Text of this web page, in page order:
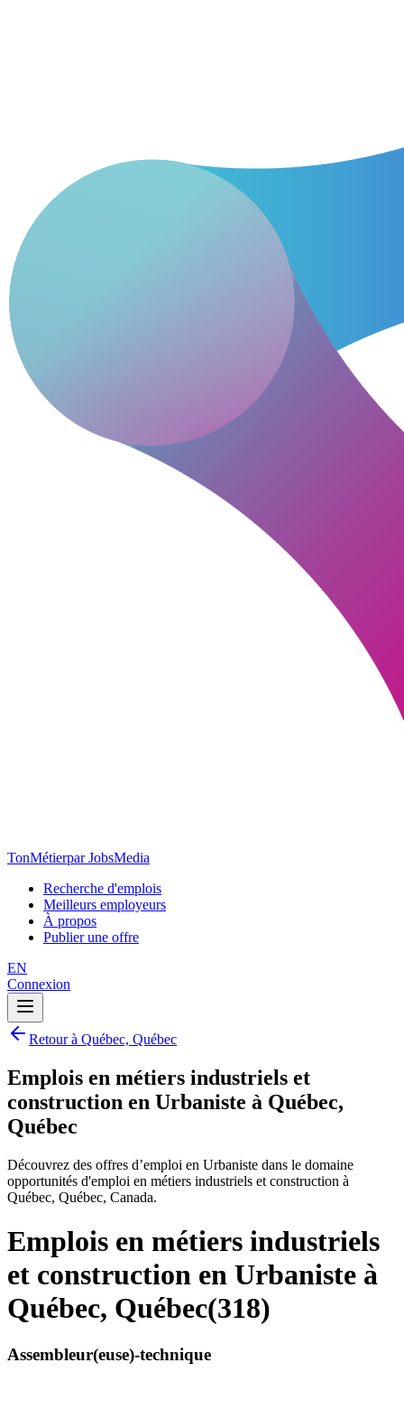
TonMétierpar JobsMedia
Recherche d'emplois
Meilleurs employeurs
À propos
Publier une offre
EN
Connexion
Retour à Québec, Québec
Emplois en métiers industriels et
construction en Urbaniste à Québec,
Québec
Découvrez des offres d’emploi en Urbaniste dans le domaine
opportunités d'emploi en métiers industriels et construction à
Québec, Québec, Canada.
Emplois en métiers industriels
et construction en Urbaniste à
Québec, Québec(318)
Assembleur(euse)-technique